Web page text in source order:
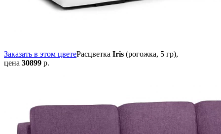
Заказать в этом цветеРасцветка Iris (рогожка, 5 гр),
цена 30899 р.